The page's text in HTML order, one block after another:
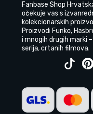
Fanbase Shop
očekuje vas s
kolekcionarskih
Proizvodi Funko,
i mnogih drugih marki
serija, crtanih filmova.